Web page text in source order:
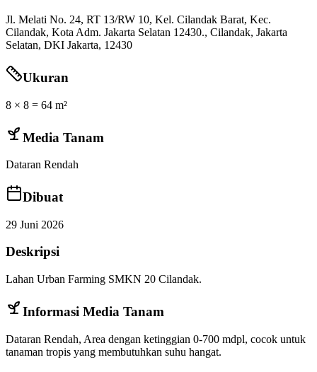
Jl. Melati No. 24, RT 13/RW 10, Kel. Cilandak Barat, Kec.
Cilandak, Kota Adm. Jakarta Selatan 12430., Cilandak, Jakarta
Selatan, DKI Jakarta, 12430
Ukuran
8 × 8 = 64 m²
Media Tanam
Dataran Rendah
Dibuat
29 Juni 2026
Deskripsi
Lahan Urban Farming SMKN 20 Cilandak.
Informasi Media Tanam
Dataran Rendah, Area dengan ketinggian 0-700 mdpl, cocok untuk
tanaman tropis yang membutuhkan suhu hangat.